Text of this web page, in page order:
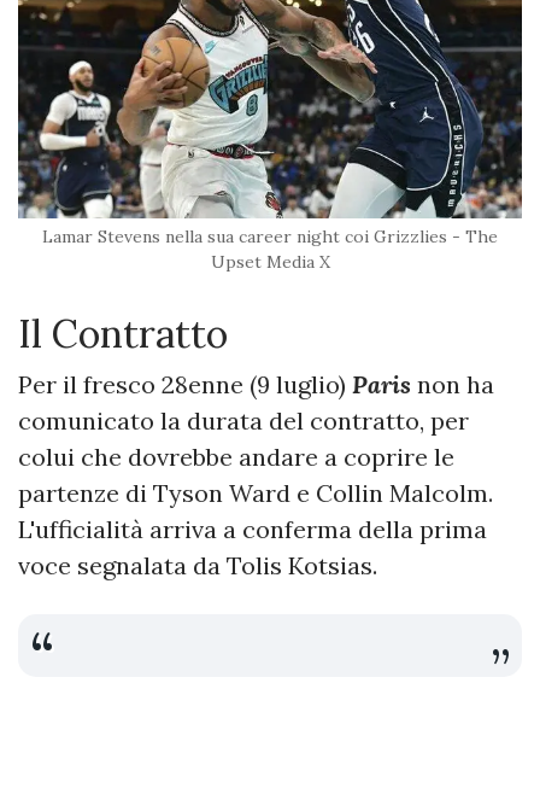
Lamar Stevens nella sua career night coi Grizzlies - The
Upset Media X
Il Contratto
Per il fresco 28enne (9 luglio) Paris non ha
comunicato la durata del contratto, per
colui che dovrebbe andare a coprire le
partenze di Tyson Ward e Collin Malcolm.
L'ufficialità arriva a conferma della prima
voce segnalata da Tolis Kotsias.